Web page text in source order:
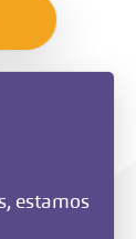
estamos